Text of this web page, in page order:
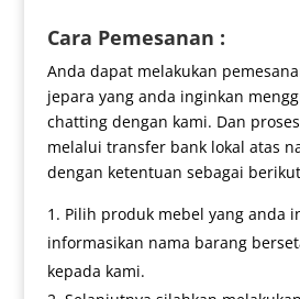
Cara Pemesanan :
Anda dapat melakukan
jepara yang anda inginkan
chatting dengan kami. Dan
melalui transfer bank lokal atas
dengan ketentuan sebagai
Pilih produk mebel yang anda
informasikan nama barang
kepada kami.